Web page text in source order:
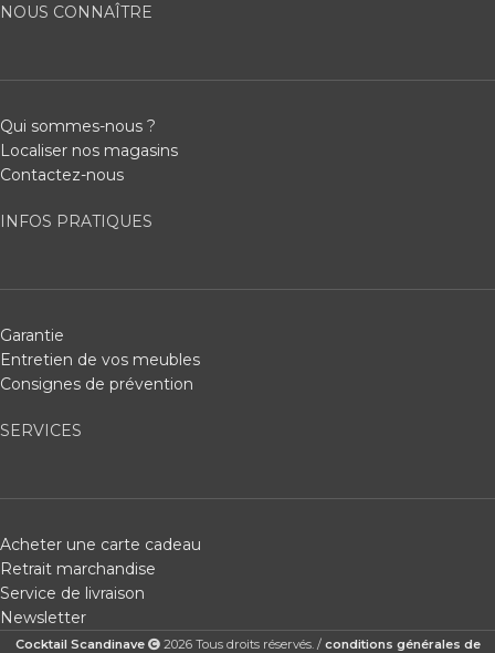
NOUS CONNAÎTRE
Qui sommes-nous ?
Localiser nos magasins
Contactez-nous
INFOS PRATIQUES
Garantie
Entretien de vos meubles
Consignes de prévention
SERVICES
Acheter une carte cadeau
Retrait marchandise
Service de livraison
Newsletter
Cocktail Scandinave 2026 Tous droits réservés. / conditions générales de